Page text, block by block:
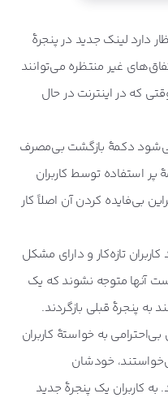
دارد لینک جدید در پنجرۀ
غیر منتظره می‌توانند
که در اینترنت در حال
دکمۀ بازگشت بی‌مصرف
استفاده توسط کاربران
بی‌فایده کردن آن اصلاً کار
تازه‌کار و دارای مشکل
آنها متوجه نشوند که یک
به پنجرۀ قبلی بازگردند.
به خواستۀ کاربران
خودشان
به کاربران یک پنجرۀ جدید